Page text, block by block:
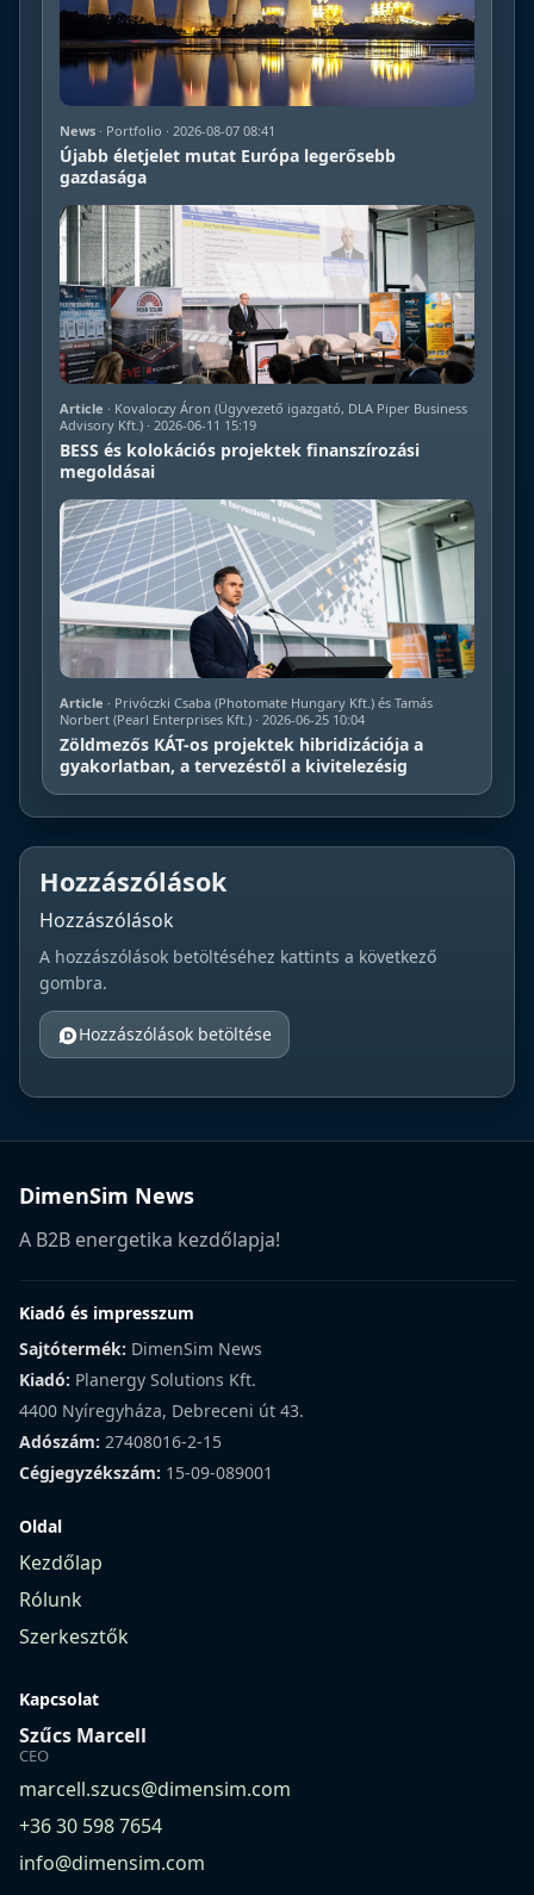
News · Portfolio · 2026-08-07 08:41
Újabb életjelet mutat Európa legerősebb
gazdasága
Article · Kovaloczy Áron (Ügyvezető igazgató, DLA Piper Business
Advisory Kft.) · 2026-06-11 15:19
BESS és kolokációs projektek finanszírozási
megoldásai
Article · Privóczki Csaba (Photomate Hungary Kft.) és Tamás
Norbert (Pearl Enterprises Kft.) · 2026-06-25 10:04
Zöldmezős KÁT-os projektek hibridizációja a
gyakorlatban, a tervezéstől a kivitelezésig
Hozzászólások
Hozzászólások
A hozzászólások betöltéséhez kattints a következő
gombra.
Hozzászólások betöltése
DimenSim News
A B2B energetika kezdőlapja!
Kiadó és impresszum
Sajtótermék: DimenSim News
Kiadó: Planergy Solutions Kft.
4400 Nyíregyháza, Debreceni út 43.
Adószám: 27408016-2-15
Cégjegyzékszám: 15-09-089001
Oldal
Kezdőlap
Rólunk
Szerkesztők
Kapcsolat
Szűcs Marcell
CEO
marcell.szucs@dimensim.com
+36 30 598 7654
info@dimensim.com